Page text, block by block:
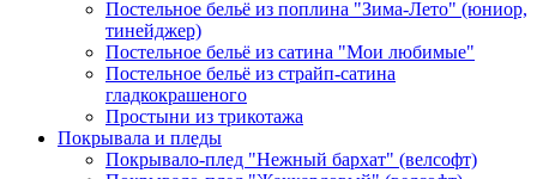
Постельное бельё из поплина "Зима-Лето" (юниор,
тинейджер)
Постельное бельё из сатина "Мои любимые"
Постельное бельё из страйп-сатина
гладкокрашеного
Простыни из трикотажа
Покрывала и пледы
Покрывало-плед "Нежный бархат" (велсофт)